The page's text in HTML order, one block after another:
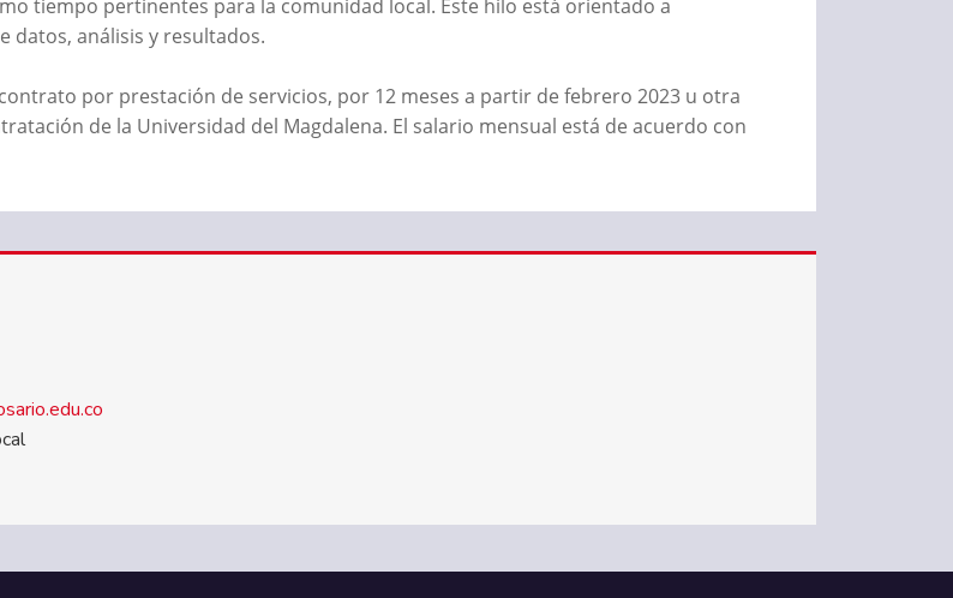
tiempo pertinentes para la comunidad local. Este hilo está orientado a
datos, análisis y resultados.
por prestación de servicios, por 12 meses a partir de febrero 2023 u otra
de la Universidad del Magdalena. El salario mensual está de acuerdo con